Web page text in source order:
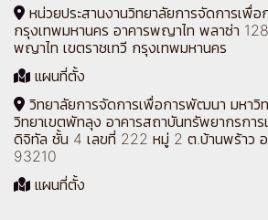
หน่วยประสานงานวิทยาลัยการจัดการเพื่
กรุงเทพมหานคร อาคารพญาไท พลาซ่า
พญาไท เขตราชเทวี กรุงเทพมหานคร
แผนที่ตั้ง
วิทยาลัยการจัดการเพื่อการพัฒนา มหา
วิทยาเขตพัทลุง อาคารสถาบันทรัพยากรการ
ดิจิทัล ชั้น 4 เลขที่ 222 หมู่ 2 ต.บ้านพร้าว
93210
แผนที่ตั้ง